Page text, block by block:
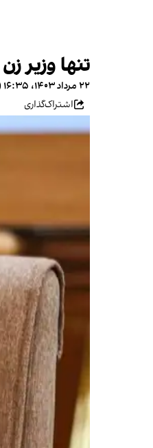
تنها وزیر
۲۲ مرداد ۱۴۰۳، ۱۶:۳۵ (‎+۱ گرینویچ)
اشتراک‌گذاری